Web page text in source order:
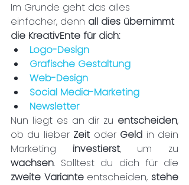
Im Grunde geht das alles
einfacher, denn all dies übernimmt
die KreativEnte für dich:
Logo-Design
Grafische Gestaltung
Web-Design
Social Media-Marketing
Newsletter
Nun liegt es an dir zu entscheiden,
ob du lieber Zeit oder Geld in dein
Marketing investierst
wachsen
zweite Variante entscheiden,